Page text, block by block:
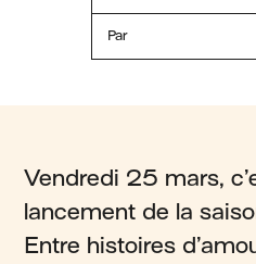
Par
Vendredi 25 mars,
lancement de la
Entre histoires